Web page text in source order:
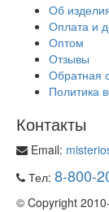
Об
Оплата и
Оптом
Отзывы
Обратная
Политика
Контакты
Email:
Тел: 8-800-
© Copyright